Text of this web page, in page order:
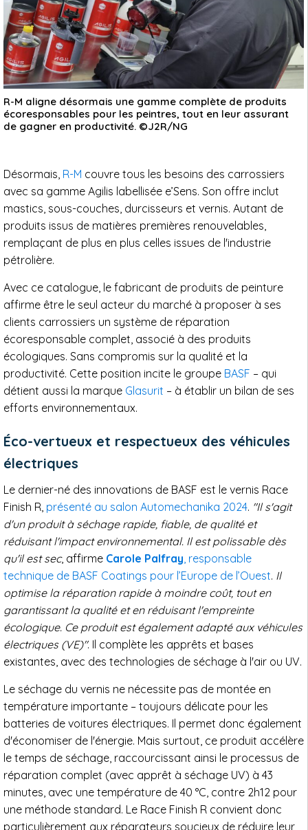
R-M aligne désormais une gamme complète de produits
écoresponsables pour les peintres, tout en leur assurant
de gagner en productivité. ©J2R/NG
Désormais, R-M couvre tous les besoins des carrossiers
avec sa gamme Agilis labellisée e’Sens. Son offre inclut
mastics, sous-couches, durcisseurs et vernis. Autant de
produits issus de matières premières renouvelables,
remplaçant de plus en plus celles issues de l'industrie
pétrolière.
Avec ce catalogue, le fabricant de produits de peinture
affirme être le seul acteur du marché à proposer à ses
clients carrossiers un système de réparation
écoresponsable complet, associé à des produits
écologiques. Sans compromis sur la qualité et la
productivité. Cette position incite le groupe BASF – qui
détient aussi la marque Glasurit – à établir un bilan de ses
efforts environnementaux.
Éco-vertueux et respectueux des véhicules
électriques
Le dernier-né des innovations de BASF est le vernis Race
Finish R, présenté au salon Automechanika 2024. "Il s'agit
d'un produit à séchage rapide, fiable, de qualité et
réduisant l'impact environnemental. Il est polissable dès
qu'il est sec, affirme Carole Palfray, responsable
technique de BASF Coatings pour l’Europe de l’Ouest. Il
optimise la réparation rapide à moindre coût, tout en
garantissant la qualité et en réduisant l'empreinte
écologique. Ce produit est également adapté aux véhicules
électriques (VE)". Il complète les apprêts et bases
existantes, avec des technologies de séchage à l'air ou UV.
Le séchage du vernis ne nécessite pas de montée en
température importante – toujours délicate pour les
batteries de voitures électriques. Il permet donc également
d'économiser de l'énergie. Mais surtout, ce produit accélère
le temps de séchage, raccourcissant ainsi le processus de
réparation complet (avec apprêt à séchage UV) à 43
minutes, avec une température de 40 °C, contre 2h12 pour
une méthode standard. Le Race Finish R convient donc
particulièrement aux réparateurs soucieux de réduire leur